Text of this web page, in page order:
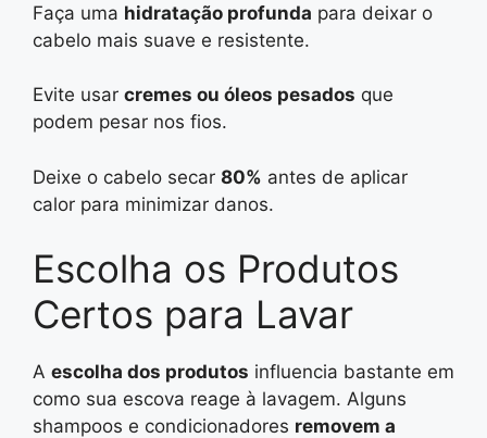
Faça uma hidratação profunda para deixar o
cabelo mais suave e resistente.
Evite usar cremes ou óleos pesados que
podem pesar nos fios.
Deixe o cabelo secar 80% antes de aplicar
calor para minimizar danos.
Escolha os Produtos
Certos para Lavar
A escolha dos produtos influencia bastante em
como sua escova reage à lavagem. Alguns
shampoos e condicionadores removem a